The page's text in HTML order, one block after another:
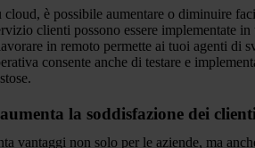
cloud, è possibile aumentare o diminuire
clienti possono essere implementate
in remoto permette ai tuoi agenti di
consente anche di testare e
la soddisfazione dei
vantaggi non solo per le aziende, ma